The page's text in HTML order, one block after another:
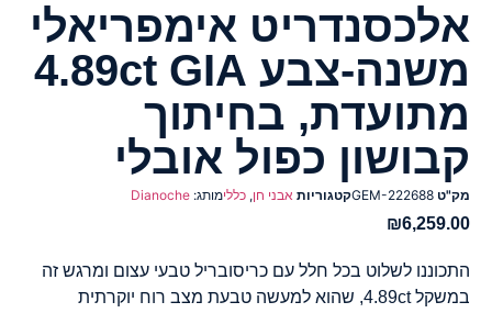
אלכסנדריט אימפריאלי
משנה-צבע 4.89ct GIA
מתועדת, בחיתוך
קבושון כפול אובלי
מק"ט GEM-222688קטגוריות אבני חן, כללימותג: Dianoche
₪6,259.00
התכוננו לשלוט בכל חלל עם כריסובריל טבעי עצום ומרגש זה
במשקל 4.89ct, שהוא למעשה טבעת מצב רוח יוקרתית